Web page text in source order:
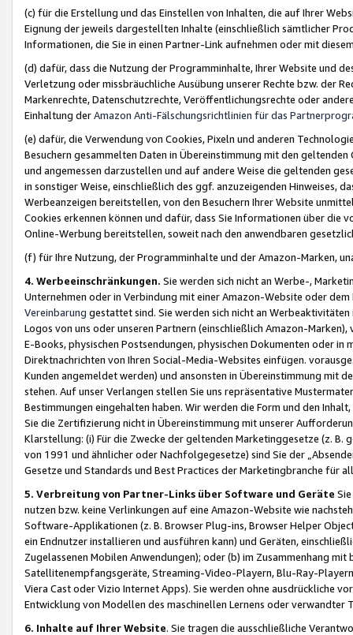
(c) für die Erstellung und das Einstellen von Inhalten, die auf Ihrer
Eignung der jeweils dargestellten Inhalte (einschließlich sämtlicher
Informationen, die Sie in einen Partner-Link aufnehmen oder mit
(d) dafür, dass die Nutzung der Programminhalte, Ihrer Website und
Verletzung oder missbräuchliche Ausübung unserer Rechte bzw. der
Markenrechte, Datenschutzrechte, Veröffentlichungsrechte oder
Einhaltung derAmazon Anti-Fälschungsrichtlinien für das
(e) dafür, die Verwendung von Cookies, Pixeln und anderen
Besuchern gesammelten Daten in Übereinstimmung mit den
und angemessen darzustellen und auf andere Weise die geltenden
in sonstiger Weise, einschließlich des ggf. anzuzeigenden Hinweises,
Werbeanzeigen bereitstellen, von den Besuchern Ihrer Website
Cookies erkennen können und dafür, dass Sie Informationen über die
Online-Werbung bereitstellen, soweit nach den anwendbaren
(f) für Ihre Nutzung, der Programminhalte und der Amazon-Marken,
4. Werbeeinschränkungen. Sie werden sich nicht an Werbe-,
Unternehmen oder in Verbindung mit einer Amazon-Website oder
Vereinbarung gestattet sind. Sie werden sich nicht an
Logos von uns oder unseren Partnern (einschließlich Amazon-
E-Books, physischen Postsendungen, physischen Dokumenten oder in
Direktnachrichten von Ihren Social-Media-Websites einfügen.
Kunden angemeldet werden) und ansonsten in Übereinstimmung mit
stehen. Auf unser Verlangen stellen Sie uns repräsentative
Bestimmungen eingehalten haben. Wir werden die Form und den
Sie die Zertifizierung nicht in Übereinstimmung mit unserer
Klarstellung: (i) Für die Zwecke der geltenden Marketinggesetze (z. B.
von 1991 und ähnlicher oder Nachfolgegesetze) sind Sie der
Gesetze und Standards und Best Practices der Marketingbranche für
5. Verbreitung von Partner-Links über Software und Geräte
nutzen bzw. keine Verlinkungen auf eine Amazon-Website wie
Software-Applikationen (z. B. Browser Plug-ins, Browser Helper
ein Endnutzer installieren und ausführen kann) und Geräten,
Zugelassenen Mobilen Anwendungen); oder (b) im Zusammenhang
Satellitenempfangsgeräte, Streaming-Video-Playern, Blu-Ray-
Viera Cast oder Vizio Internet Apps). Sie werden ohne ausdrückliche
Entwicklung von Modellen des maschinellen Lernens oder
6. Inhalte auf Ihrer Website. Sie tragen die ausschließliche